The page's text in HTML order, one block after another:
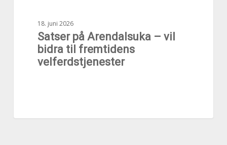
18. juni 2026
Satser på Arendalsuka – vil
bidra til fremtidens
velferdstjenester